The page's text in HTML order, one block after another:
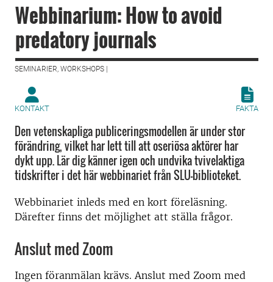
Webbinarium: How to avoid
predatory journals
SEMINARIER, WORKSHOPS |
KONTAKT FAKTA
Den vetenskapliga publiceringsmodellen är under stor
förändring, vilket har lett till att oseriösa aktörer har
dykt upp. Lär dig känner igen och undvika tvivelaktiga
tidskrifter i det här webbinariet från SLU-biblioteket.
Webbinariet inleds med en kort föreläsning.
Därefter finns det möjlighet att ställa frågor.
Anslut med Zoom
Ingen föranmälan krävs. Anslut med Zoom med